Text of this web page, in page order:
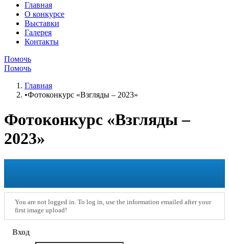
Главная
О конкурсе
Выставки
Галерея
Контакты
Помочь
Помочь
Главная
•Фотоконкурс «Взгляды – 2023»
Фотоконкурс «Взгляды –
2023»
You are not logged in. To log in, use the information emailed after your
first image upload!
Вход